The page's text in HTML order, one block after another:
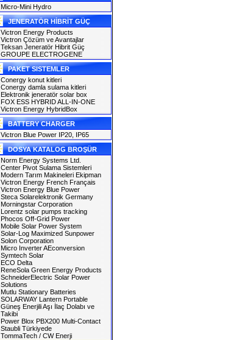
Micro-Mini Hydro
JENERATÖR HİBRİT GÜÇ
Victron Energy Products
Victron Çözüm ve Avantajlar
Teksan Jeneratör Hibrit Güç
GROUPE ELECTROGENE
PAKET SISTEMLER
Conergy konut kitleri
Conergy damla sulama kitleri
Elektronik jeneratör solar box
FOX ESS HYBRID ALL-IN-ONE
Victron Energy HybridBox
BATTERY CHARGER
Victron Blue Power IP20, IP65
DOSYA KATALOG BROŞÜR
Norm Energy Systems Ltd.
Center Pivot Sulama Sistemleri
Modern Tarım Makineleri Ekipman
Victron Energy French Français
Victron Energy Blue Power
Steca Solarelektronik Germany
Morningstar Corporation
Lorentz solar pumps tracking
Phocos Off-Grid Power
Mobile Solar Power System
Solar-Log Maximized Sunpower
Solon Corporation
Micro Inverter AEconversion
Symtech Solar
ECO Delta
ReneSola Green Energy Products
SchneiderElectric Solar Power
Solutions
Mutlu Stationary Batteries
SOLARWAY Lantern Portable
Güneş Enerjili Aşı İlaç Dolabı ve
Takibi
Power Blox PBX200 Multi-Contact
Staubli Türkiyede
TommaTech / CW Enerji